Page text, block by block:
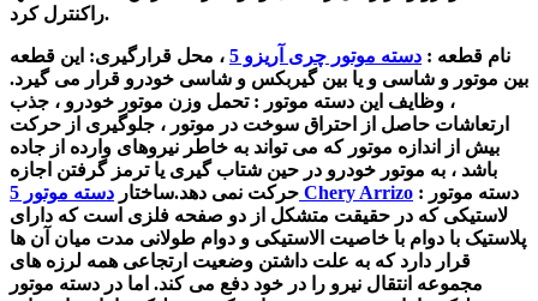
راکنترل کرد.
نام قطعه : دسته موتور چری آریزو 5
، محل قرارگیری: این قطعه
بین موتور و شاسی و یا بین گیربکس و شاسی خودرو قرار می گیرد.
، وظایف این دسته موتور : تحمل وزن موتور خودرو ، جذب
ارتعاشات حاصل از احتراق سوخت در موتور ، جلوگیری از حرکت
بیش از اندازه موتور که می تواند به خاطر نیروهای وارده از جاده
باشد ، به موتور خودرو در حین شتاب گیری یا ترمز گرفتن اجازه
حرکت نمی دهد.ساختار دسته موتور 5 Chery Arrizo : دسته موتور
لاستیکی که در حقیقت متشکل از دو صفحه فلزی است که دارای
پلاستیک با دوام با خاصیت الاستیکی و دوام طولانی مدت میان آن ها
قرار دارد که به علت داشتن وضعیت ارتجاعی همه لرزه های
مجموعه انتقال نیرو را در خود دفع می کند. اما در دسته موتور